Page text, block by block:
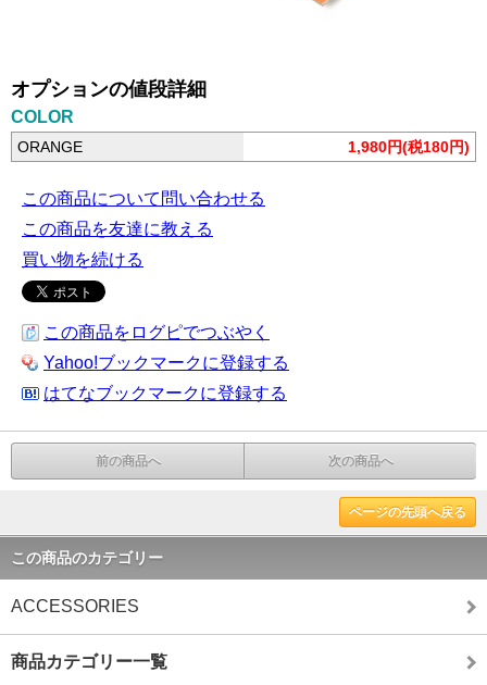
オプションの値段詳細
COLOR
ORANGE 1,980円(税180円)
この商品について問い合わせる
この商品を友達に教える
買い物を続ける
この商品をログピでつぶやく
Yahoo!ブックマークに登録する
はてなブックマークに登録する
前の商品へ 次の商品へ
ページの先頭へ戻る
この商品のカテゴリー
ACCESSORIES
商品カテゴリー一覧